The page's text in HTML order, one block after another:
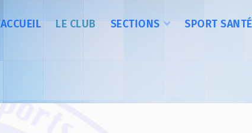
ACCUEIL LE CLUB SECTIONS SPORT SANTÉ